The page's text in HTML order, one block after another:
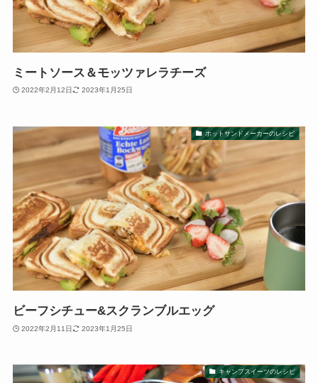
ミートソース＆モッツァレラチーズ
2022年2月12日 2023年1月25日
ホットサンドメーカーのレシピ
ビーフシチュー&スクランブルエッグ
2022年2月11日 2023年1月25日
キャンプスイーツのレシピ